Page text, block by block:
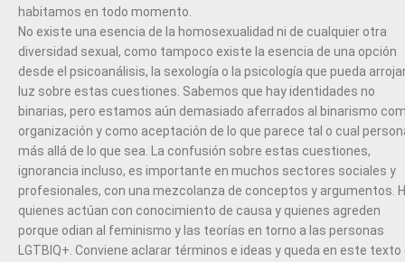
habitamos en todo momento.
No existe una esencia de la homosexualidad ni de cualquier otra
diversidad sexual, como tampoco existe la esencia de una opción
desde el psicoanálisis, la sexología o la psicología que pueda
luz sobre estas cuestiones. Sabemos que hay identidades no
binarias, pero estamos aún demasiado aferrados al binarismo
organización y como aceptación de lo que parece tal o cual
más allá de lo que sea. La confusión sobre estas cuestiones,
ignorancia incluso, es importante en muchos sectores sociales y
profesionales, con una mezcolanza de conceptos y argumentos.
quienes actúan con conocimiento de causa y quienes agreden
porque odian al feminismo y las teorías en torno a las personas
LGTBIQ+. Conviene aclarar términos e ideas y queda en este texto